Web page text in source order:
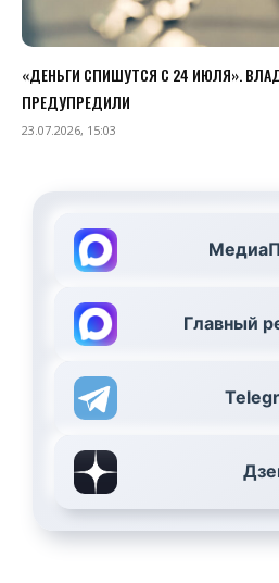
«ДЕНЬГИ СПИШУТСЯ С 24 ИЮЛЯ».
ПРЕДУПРЕДИЛИ
23.07.2026, 15:03
Главный